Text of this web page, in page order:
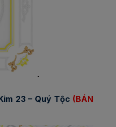
23 – Quý Tộc (BÁN